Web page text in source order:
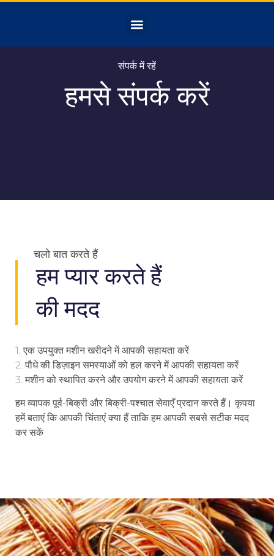
संपर्क में रहें
हमसे संपर्क करें
चलो बात करते हैं
हम प्यार करते हैं
की मदद
1. एक उपयुक्त मशीन खरीदने में आपकी सहायता करें
2. पौधे की डिज़ाइन समस्याओं को हल करने में आपकी सहायता करें
3. मशीन को स्थापित करने और उपयोग करने में आपकी सहायता करें
हम व्यापक पूर्व-बिक्री और बिक्री-पश्चात सेवाएँ प्रदान करते हैं। कृपया
हमें बताएं कि आपकी चिंताएं क्या हैं ताकि हम आपकी सबसे सटीक मदद
कर सकें